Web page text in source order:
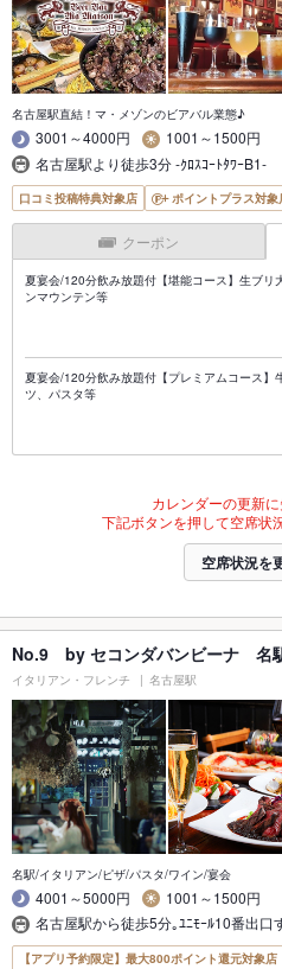
名古屋駅直結！マ・メゾンのビアバル業態♪
3001～4000円
1001～1500円
名古屋駅より徒歩3分 -ｸﾛｽｺｰﾄﾀﾜｰB1-
口コミ投稿特典対象店 ポイントプラス対象
クーポン
夏宴会/120分飲み放題付【堪能コース】生ブリ
ンマウンテン等
夏宴会/120分飲み放題付【プレミアムコース】
ツ、パスタ等
カレンダーの更新に
下記ボタンを押して空席状
空席状況を
No.9 by セコンダバンビーナ 名
イタリアン・フレンチ 名古屋駅
名駅/イタリアン/ピザ/パスタ/ワイン/宴会
4001～5000円
1001～1500円
名古屋駅から徒歩5分｡ﾕﾆﾓｰﾙ10番出口
【アプリ予約限定】最大800ポイント還元対象店